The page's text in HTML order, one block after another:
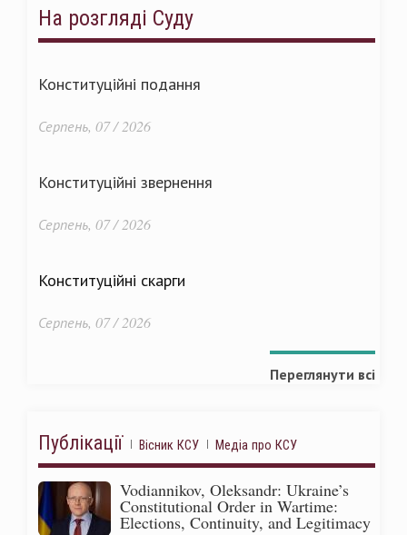
На розгляді Суду
Конституційні подання
Серпень, 07 / 2026
Конституційні звернення
Серпень, 07 / 2026
Конституційні скарги
Серпень, 07 / 2026
Переглянути всі
Публікації Вісник КСУ Медіа про КСУ
Vodiannikov, Oleksandr: Ukraine’s
Constitutional Order in Wartime:
Elections, Continuity, and Legitimacy